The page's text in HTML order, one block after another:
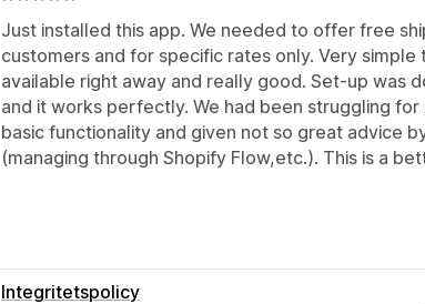
Just installed this app. We needed to offer free
customers and for specific rates only. Very
available right away and really good. Set-up was
and it works perfectly. We had been struggling
basic functionality and given not so great advice
(managing through Shopify Flow,etc.). This is a
Integritetspolicy